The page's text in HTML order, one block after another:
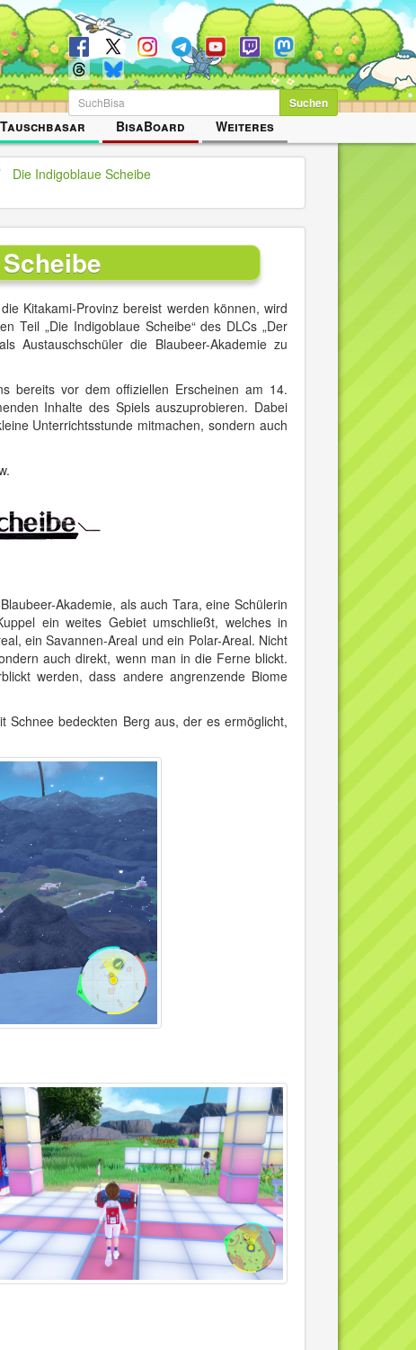
Tauschbasar BisaBoard Weiteres
Suchen
Die Indigoblaue Scheibe
Kitakami-Provinz bereist werden können, wird
Teil „Die Indigoblaue Scheibe“ des DLCs „Der
Austauschschüler die Blaubeer-Akademie zu
bereits vor dem offiziellen Erscheinen am 14.
Inhalte des Spiels auszuprobieren. Dabei
Unterrichtsstunde mitmachen, sondern auch
Akademie, als auch Tara, eine Schülerin
ein weites Gebiet umschließt, welches in
ein Savannen-Areal und ein Polar-Areal. Nicht
auch direkt, wenn man in die Ferne blickt.
werden, dass andere angrenzende Biome
Schnee bedeckten Berg aus, der es ermöglicht,